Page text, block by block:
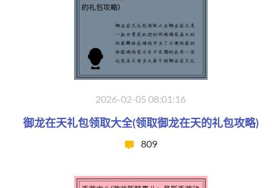
2026-02-05 08:01:16
御龙在天礼包领取大全(领取御龙在天的礼包攻略)
809